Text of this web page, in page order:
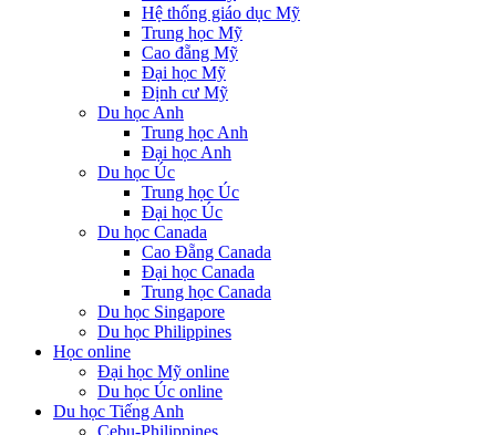
Hệ thống giáo dục Mỹ
Trung học Mỹ
Cao đẵng Mỹ
Đại học Mỹ
Định cư Mỹ
Du học Anh
Trung học Anh
Đại học Anh
Du học Úc
Trung học Úc
Đại học Úc
Du học Canada
Cao Đẵng Canada
Đại học Canada
Trung học Canada
Du học Singapore
Du học Philippines
Học online
Đại học Mỹ online
Du học Úc online
Du học Tiếng Anh
Cebu-Philippines